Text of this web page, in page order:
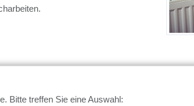
Bitte treffen Sie eine Auswahl: